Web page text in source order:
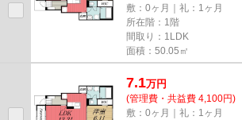
敷：0ヶ月｜礼：1ヶ月
所在階：1階
間取り：1LDK
面積：50.05㎡
7.1万円
(管理費・共益費 4,100円)
敷：0ヶ月｜礼：1ヶ月